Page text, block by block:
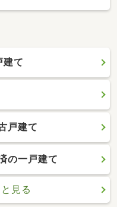
建て
戸建て
の一戸建て
見る